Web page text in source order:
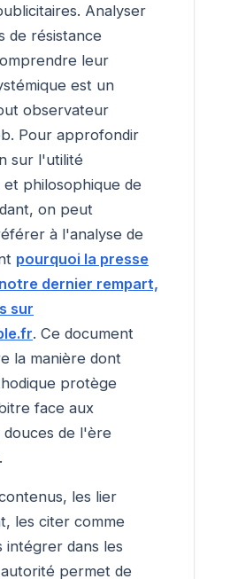
Analyser
de résistance
leur
est un
observateur
Pour approfondir
sur l'utilité
philosophique de
on peut
à l'analyse de
pourquoi la presse
dernier rempart,
sur
. Ce document
la manière dont
protège
face aux
douces de l'ère
les lier
les citer comme
intégrer dans les
permet de